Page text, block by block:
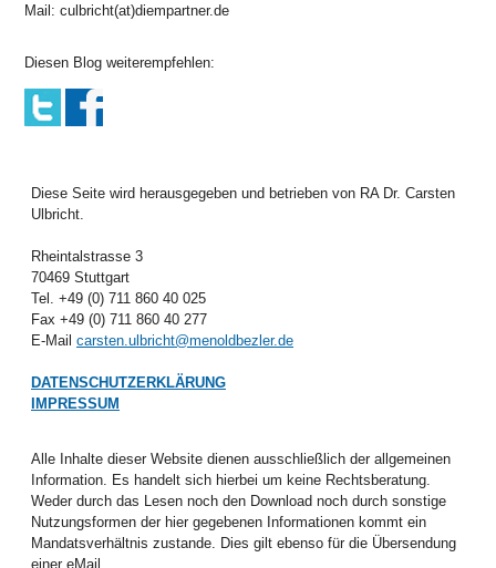
Mail: culbricht(at)diempartner.de
Diesen Blog weiterempfehlen:
Diese Seite wird herausgegeben und betrieben von RA Dr. Carsten
Ulbricht.
Rheintalstrasse 3
70469 Stuttgart
Tel. +49 (0) 711 860 40 025
Fax +49 (0) 711 860 40 277
E-Mail carsten.ulbricht@menoldbezler.de
DATENSCHUTZERKLÄRUNG
IMPRESSUM
Alle Inhalte dieser Website dienen ausschließlich der allgemeinen
Information. Es handelt sich hierbei um keine Rechtsberatung.
Weder durch das Lesen noch den Download noch durch sonstige
Nutzungsformen der hier gegebenen Informationen kommt ein
Mandatsverhältnis zustande. Dies gilt ebenso für die Übersendung
einer eMail.